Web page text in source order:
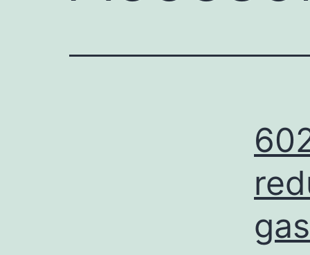
gas